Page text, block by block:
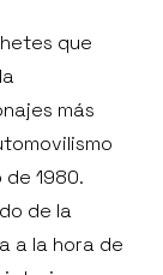
que
más
1980.
de la
a la hora de